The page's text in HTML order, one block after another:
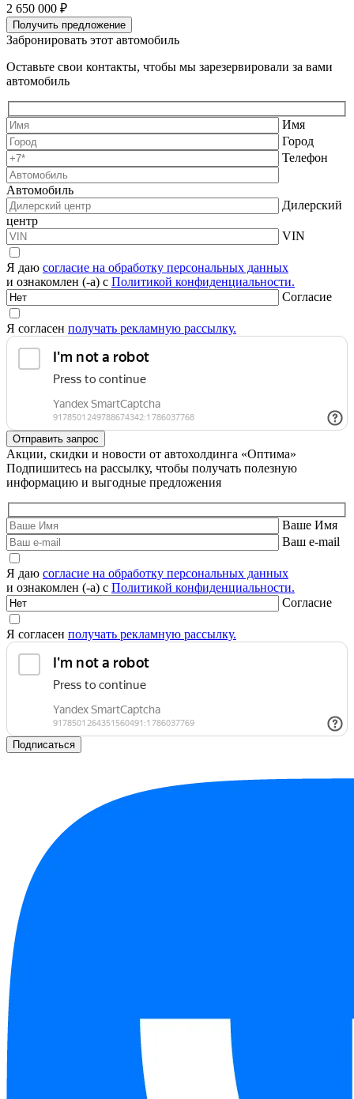
2 650 000 ₽
Получить предложение
Забронировать этот автомобиль
Оставьте свои контакты, чтобы мы зарезервировали за вами
автомобиль
Имя
Город
Телефон
Автомобиль
Дилерский
центр
VIN
Я даю согласие на обработку персональных данных
и ознакомлен (-а) с Политикой конфиденциальности.
Согласие
Я согласен получать рекламную рассылку.
Акции, скидки и новости от автохолдинга «Оптима»
Подпишитесь на рассылку, чтобы получать полезную
информацию и выгодные предложения
Ваше Имя
Ваш e-mail
Я даю согласие на обработку персональных данных
и ознакомлен (-а) с Политикой конфиденциальности.
Согласие
Я согласен получать рекламную рассылку.